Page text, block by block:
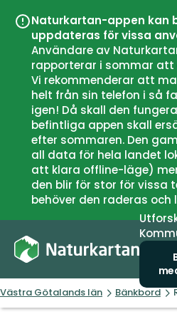
Naturkartan-appen kan
uppdateras för vissa
Användare av
rapporterar i sommar att
Vi rekommenderar att
helt från sin telefon i så
igen! Då skall den
befintliga appen skall
efter sommaren. Den
all data för hela landet
att klara offline-läge)
den blir för stor för vissa
behöver den raderas
Västra Götalands län Bänkbord